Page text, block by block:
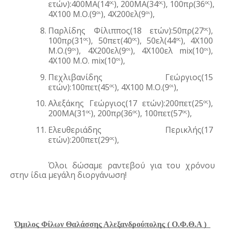
ετών):400ΜΑ(14ος), 200ΜΑ(34ος), 100πρ(36ος),
4Χ100 Μ.Ο.(9οι), 4Χ200ελ(9οι),
Παρλίδης Φίλιππος(18 ετών):50πρ(27ος),
100πρ(31ος), 50πετ(40ος), 50ελ(44ος), 4Χ100
Μ.Ο.(9οι), 4Χ200ελ(9οι), 4Χ100ελ mix(10οι),
4Χ100 Μ.Ο. mix(10οι),
Πεχλιβανίδης Γεώργιος(15
ετών):100πετ(45ος), 4Χ100 Μ.Ο.(9οι),
Αλεξάκης Γεώργιος(17 ετών):200πετ(25ος),
200ΜΑ(31ος), 200πρ(36ος), 100πετ(57ος),
Ελευθεριάδης Περικλής(17
ετών):200πετ(29ος),
Όλοι δώσαμε ραντεβού για του χρόνου
στην ίδια μεγάλη διοργάνωση!
Όμιλος Φίλων Θαλάσσης Αλεξανδρούπολης ( Ο.Φ.Θ.Α )